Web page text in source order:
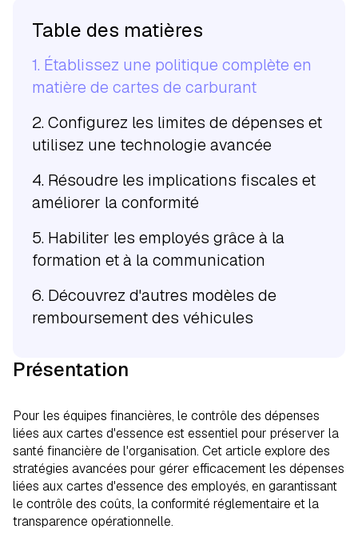
Table des matières
1. Établissez une politique complète en
matière de cartes de carburant
2. Configurez les limites de dépenses et
utilisez une technologie avancée
4. Résoudre les implications fiscales et
améliorer la conformité
5. Habiliter les employés grâce à la
formation et à la communication
6. Découvrez d'autres modèles de
remboursement des véhicules
Présentation
Pour les équipes financières, le contrôle des dépenses
liées aux cartes d'essence est essentiel pour préserver la
santé financière de l'organisation. Cet article explore des
stratégies avancées pour gérer efficacement les dépenses
liées aux cartes d'essence des employés, en garantissant
le contrôle des coûts, la conformité réglementaire et la
transparence opérationnelle.